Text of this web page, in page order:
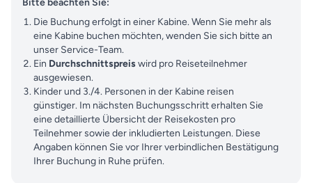
Bitte beachten Sie:
Die Buchung erfolgt in einer Kabine. Wenn Sie mehr als
eine Kabine buchen möchten, wenden Sie sich bitte an
unser Service-Team.
Ein Durchschnittspreiswird pro Reiseteilnehmer
ausgewiesen.
Kinder und 3./4. Personen in der Kabine reisen
günstiger. Im nächsten Buchungsschritt erhalten Sie
eine detaillierte Übersicht der Reisekosten pro
Teilnehmer sowie der inkludierten Leistungen. Diese
Angaben können Sie vor Ihrer verbindlichen Bestätigung
Ihrer Buchung in Ruhe prüfen.